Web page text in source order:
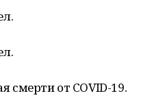
смерти от COVID-19.